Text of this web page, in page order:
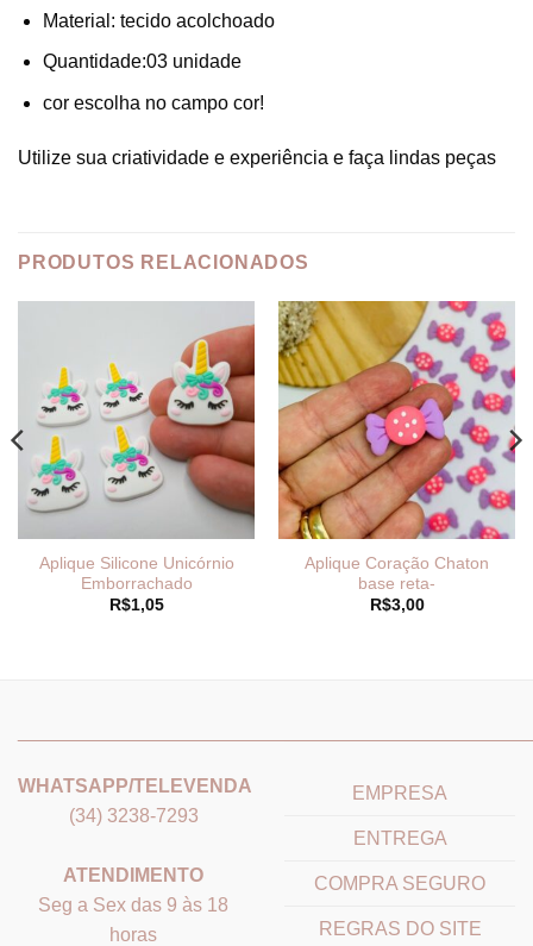
Material: tecido acolchoado
Quantidade:03 unidade
cor escolha no campo cor!
Utilize sua criatividade e experiência e faça lindas peças
PRODUTOS RELACIONADOS
Aplique Silicone Unicórnio
Emborrachado
R$1,05
Aplique Coração Chaton
base reta-
R$3,00
WHATSAPP/TELEVENDA
(34) 3238-7293
ATENDIMENTO
Seg a Sex das 9 às 18
horas
EMPRESA
ENTREGA
COMPRA SEGURO
REGRAS DO SITE